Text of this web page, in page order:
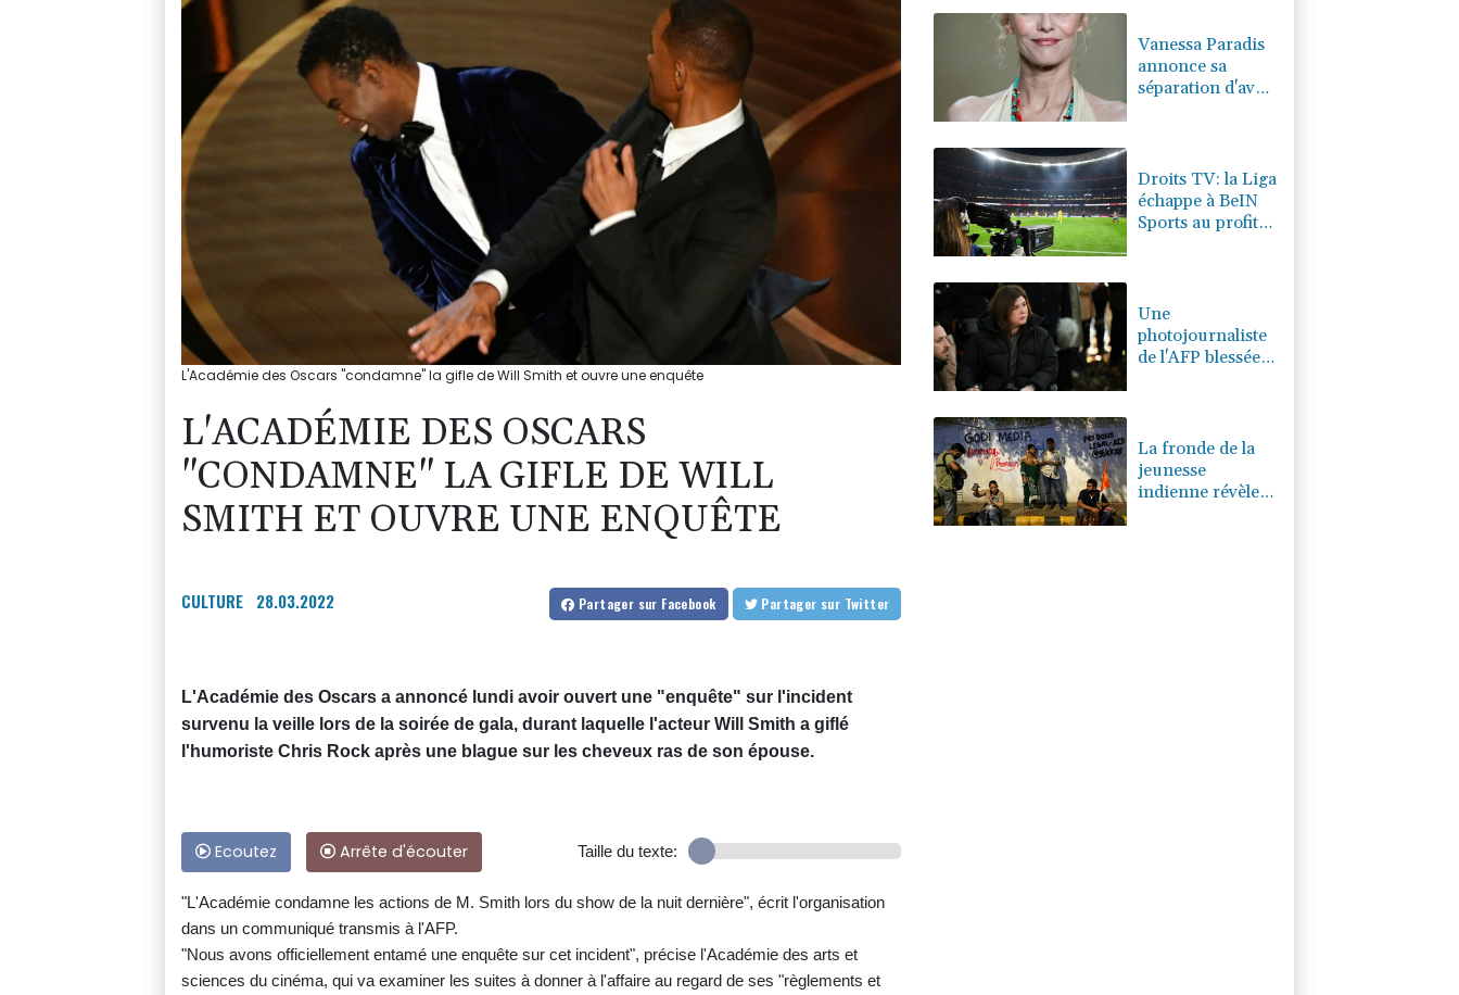
L'Académie des Oscars "condamne" la gifle de Will Smith et ouvre une enquête
L'ACADÉMIE DES OSCARS
"CONDAMNE" LA GIFLE DE WILL
SMITH ET OUVRE UNE ENQUÊTE
CULTURE 28.03.2022 Partager sur Facebook Partager sur Twitter
L'Académie des Oscars a annoncé lundi avoir ouvert une "enquête" sur l'incident
survenu la veille lors de la soirée de gala, durant laquelle l'acteur Will Smith a giflé
l'humoriste Chris Rock après une blague sur les cheveux ras de son épouse.
Ecoutez Arrête d'écouter Taille du texte:
"L'Académie condamne les actions de M. Smith lors du show de la nuit dernière", écrit l'organisation
dans un communiqué transmis à l'AFP.
"Nous avons officiellement entamé une enquête sur cet incident", précise l'Académie des arts et
sciences du cinéma, qui va examiner les suites à donner à l'affaire au regard de ses "règlements et
Vanessa Paradis
annonce sa
séparation d'avec
Droits TV: la Liga
échappe à BeIN
Sports au profit
Une
photojournaliste
de l'AFP blessée
pour la liberté de
la presse
La fronde de la
jeunesse
indienne révèle